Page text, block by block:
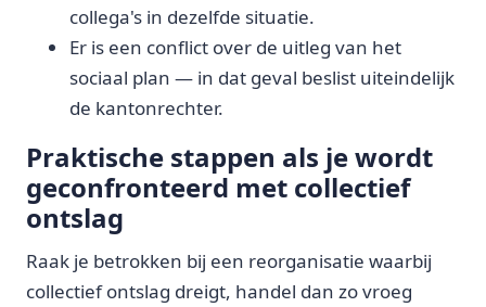
collega's in dezelfde situatie.
Er is een conflict over de uitleg van het
sociaal plan — in dat geval beslist uiteindelijk
de kantonrechter.
Praktische stappen als je wordt
geconfronteerd met collectief
ontslag
Raak je betrokken bij een reorganisatie waarbij
collectief ontslag dreigt, handel dan zo vroeg